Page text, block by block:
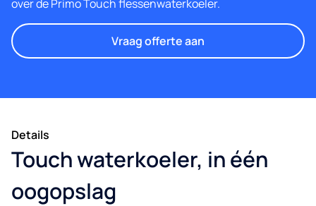
over de Primo Touch flessenwaterkoeler.
Vraag offerte aan
Details
Touch waterkoeler, in één
oogopslag